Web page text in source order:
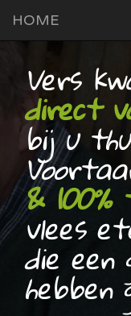
HOME
Vers
direct
bij u
&
vlees
die een
hebben